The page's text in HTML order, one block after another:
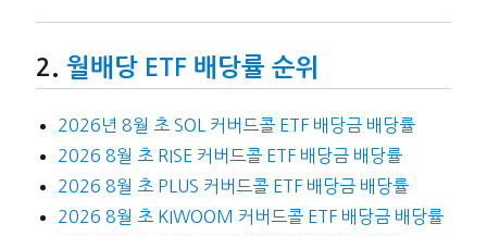
월배당 ETF 배당률 순위
2026년 8월 초 SOL 커버드콜 ETF 배당금 배당률
2026 8월 초 RISE 커버드콜 ETF 배당금 배당률
2026 8월 초 PLUS 커버드콜 ETF 배당금 배당률
2026 8월 초 KIWOOM 커버드콜 ETF 배당금 배당률